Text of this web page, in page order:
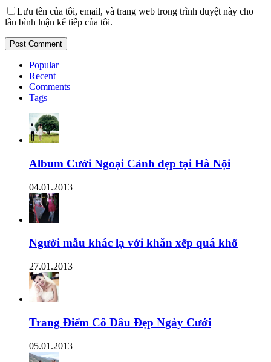
Lưu tên của tôi, email, và trang web trong trình duyệt này cho
lần bình luận kế tiếp của tôi.
Popular
Recent
Comments
Tags
Album Cưới Ngoại Cảnh đẹp tại Hà Nội
04.01.2013
Người mẫu khác lạ với khăn xếp quá khổ
27.01.2013
Trang Điểm Cô Dâu Đẹp Ngày Cưới
05.01.2013